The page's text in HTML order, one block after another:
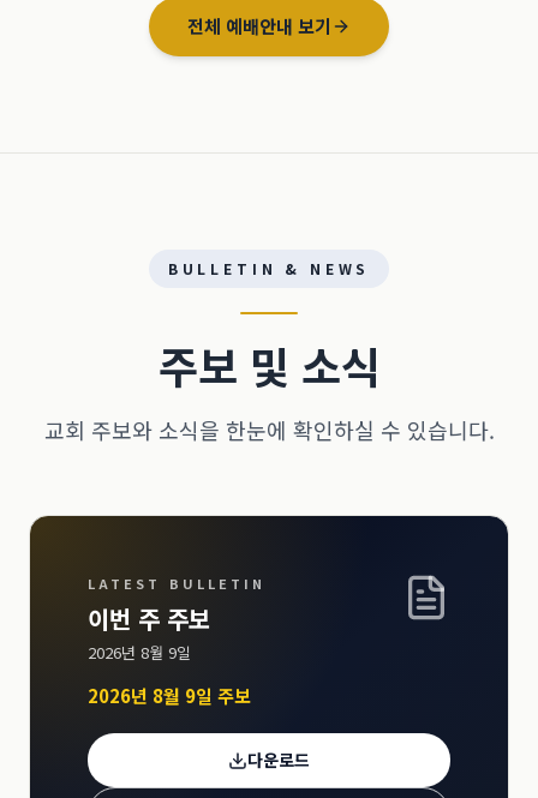
전체 예배안내 보기
BULLETIN & NEWS
주보 및 소식
교회 주보와 소식을 한눈에 확인하실 수 있습니다.
LATEST BULLETIN
이번 주 주보
2026년 8월 9일
2026년 8월 9일 주보
다운로드